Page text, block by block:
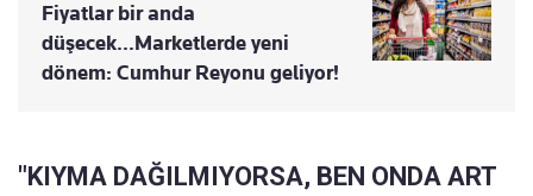
Fiyatlar bir anda
düşecek...Marketlerde yeni
dönem: Cumhur Reyonu geliyor!
"KIYMA DAĞILMIYORSA, BEN ONDA ART